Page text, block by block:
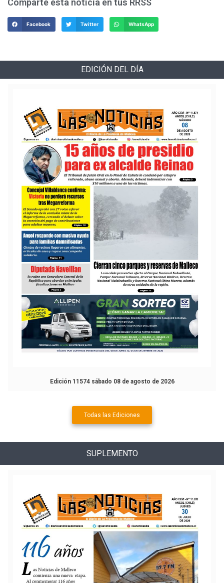
Comparte esta noticia en tus RRSS
Facebook Twitter WhatsApp
EDICIÓN DEL DÍA
Edición 11574 sábado 08 de agosto de 2026
Todas las Ediciones
SUPLEMENTO